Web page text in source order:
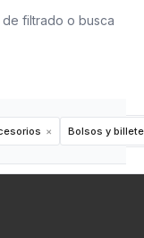
filtrado o busca
Bolsos y